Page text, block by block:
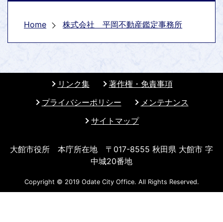
Home 株式会社 平岡不動産鑑定事務所
リンク集
著作権・免責事項
プライバシーポリシー
メンテナンス
サイトマップ
大館市役所 本庁所在地 〒017-8555 秋田県 大館市 字
中城20番地
Copyright © 2019 Odate City Office. All Rights Reserved.